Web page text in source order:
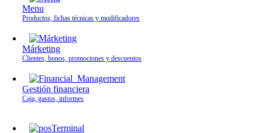
Menu
Productos, fichas técnicas y modificadores
Márketing
Clientes, bonos, promociones y descuentos
Gestión financiera
Caja, gastos, informes